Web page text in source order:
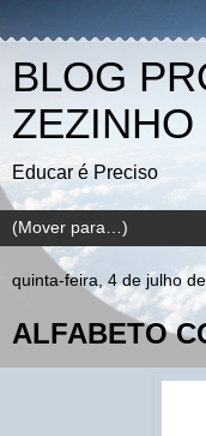
BLOG
ZEZINHO
Educar é Preciso
quinta-feira, 4 de julho
ALFABETO